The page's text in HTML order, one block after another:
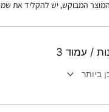
המבוקש, יש להקליד את שמו
/ עמוד 3